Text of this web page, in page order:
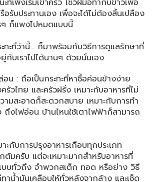
ะที่เพิ่งเริ่มเข้าครัว​ โชว์ฝีมือทำกับข้าวเพื่อ
รับประทานเอง​ เพื่อจะได้ไม่ต้องสิ้นเปลือง
ๆ​ ก็แพงไปหมดแบบนี้
ะทะที่ว่านี้... ก็มาพร้อมกับวิธีการดูแลรักษาที่
กับเราไปได้นานๆ​ ด้วยนั่นเอง​
อน​ : ถือเป็นกระทะที่หาซื้อค่อนข้างง่าย​
รัวไทย​ และครัวฝรั่ง เหมาะกับอาหารที่ไม่
มสะอาดก็สะดวกสบาย เหมาะกับการทำ
งไฟอ่อน​ บ้านไหนใช้เตาไฟฟ้าก็สามารถ
าะกับการปรุงอาหารเกือบทุกประเภท
ต้มครับ แต่จะเหมาะมากสำหรับอาหารที่
บบทั่วถึง จำพวกสเต็ก​ ทอด​ หรือย่าง​ วิธี
าน้ำมันเคลือบให้ทั่วหลังจากล้าง​ และเช็ด